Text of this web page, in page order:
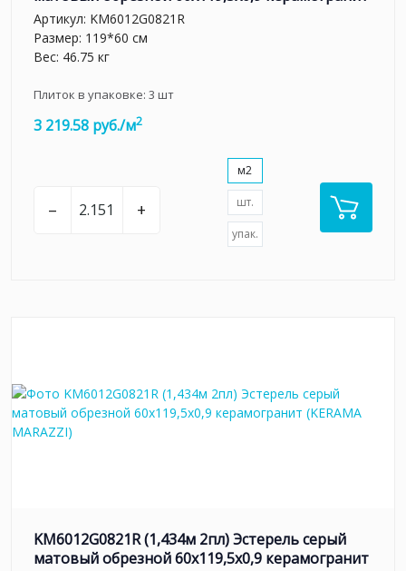
Артикул: KM6012G0821R
Размер: 119*60 см
Вес: 46.75 кг
Плиток в упаковке: 3 шт
3 219.58 руб./м2
– +
м2
шт.
упак.
KM6012G0821R (1,434м 2пл) Эстерель серый
матовый обрезной 60x119,5x0,9 керамогранит